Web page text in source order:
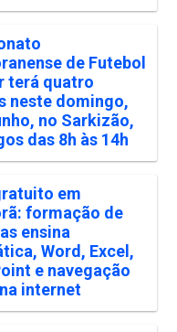
de Futebol
terá quatro
neste domingo,
no Sarkizão,
das 8h às 14h
em
formação de
ensina
Word, Excel,
e navegação
internet